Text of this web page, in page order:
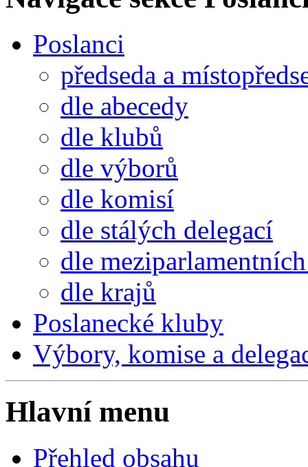
Poslanci
předseda a
dle abecedy
dle klubů
dle výborů
dle komisí
dle stálých delegací
dle
dle krajů
Poslanecké kluby
Výbory, komise a
Hlavní menu
Přehled obsahu